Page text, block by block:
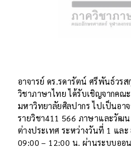
อาจารย์ ดร.รดารัตน์ ศรีพันธ์วรส
วิชาภาษาไทย ได้รับเชิญจากคณ
มหาวิทยาลัยศิลปากร ไปเป็นอา
รายวิชา411 566 ภาษาและวัฒ
ต่างประเทศ ระหว่างวันที่ 1 แล
09:00 – 12:00 น. ผ่านระบบออ